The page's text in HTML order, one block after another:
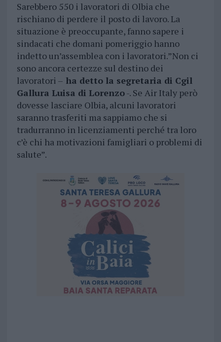
Sarebbero 550 i lavoratori di Olbia che
rischiano di perdere il posto di lavoro. La
situazione è preoccupante, fanno sapere i
sindacati che domani pomeriggio hanno
indetto un’assemblea con i lavoratori.”Non ci
sono ancora certezze sul destino dei
lavoratori – ha detto la segretaria di Cgil
Gallura Luisa di Lorenzo-. Se Air Italy però
dovesse lasciare Olbia, alcuni lavoratori
saranno trasferiti ma sappiamo che si
tradurranno in licenziamenti perché tra loro
c’è chi ha motivazioni famigliari o problemi di
salute”.